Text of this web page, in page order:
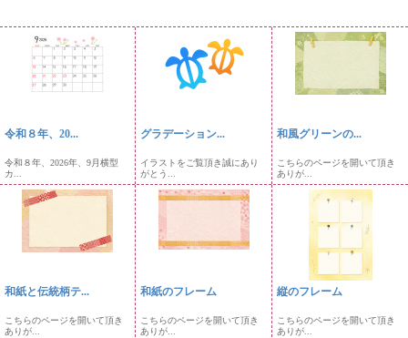
令和８年、20...
令和８年、2026年、9月横型
カ...
グラデーション...
イラストをご覧頂き誠にあり
がとう...
和風グリーンの...
こちらのページを開いて頂き
ありが...
和紙と伝統柄テ...
こちらのページを開いて頂き
ありが...
和紙のフレーム
こちらのページを開いて頂き
ありが...
縦のフレーム
こちらのページを開いて頂き
ありが...